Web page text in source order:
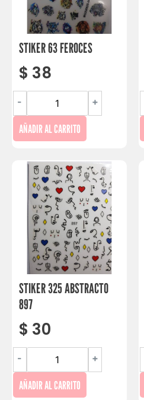
STIKER 63 FEROCES
$ 38
- +
AÑADIR AL CARRITO
STIKER 325 ABSTRACTO
897
$ 30
- +
AÑADIR AL CARRITO